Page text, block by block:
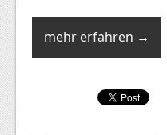
mehr erfahren →